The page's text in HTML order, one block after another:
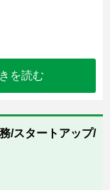
を読む
/スタートアップ/